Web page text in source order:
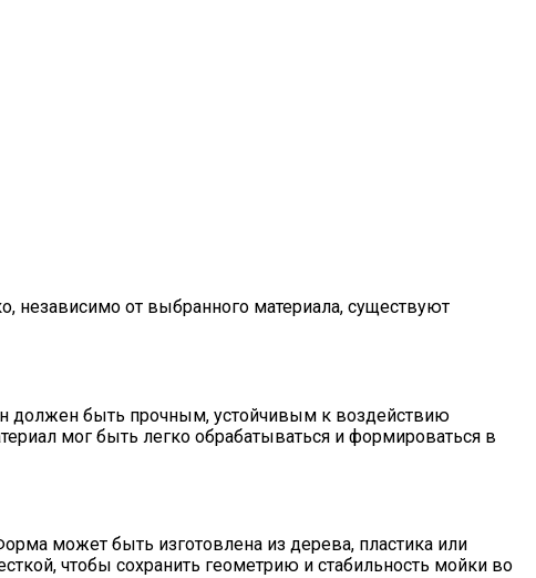
независимо от выбранного материала, существуют
должен быть прочным, устойчивым к воздействию
мог быть легко обрабатываться и формироваться в
может быть изготовлена из дерева, пластика или
чтобы сохранить геометрию и стабильность мойки во